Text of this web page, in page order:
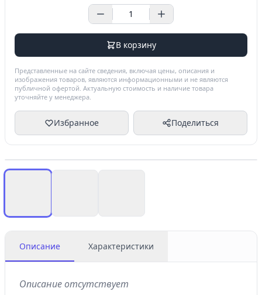
В корзину
Представленные на сайте сведения, включая цены, описания и
изображения товаров, являются информационными и не являются
публичной офертой. Актуальную стоимость и наличие товара
уточняйте у менеджера.
Избранное Поделиться
Описание Характеристики
Описание отсутствует